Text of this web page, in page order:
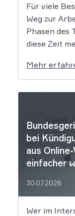
Für viele
Weg zur
Phasen des
diese Zeit
in die
der
Mehr
bei
aus
einfacher
30.07.2026
Wer im